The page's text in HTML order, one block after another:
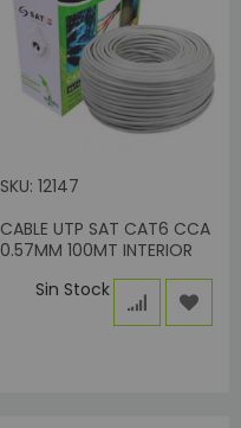
SKU: 12147
CABLE UTP SAT CAT6 CCA
0.57MM 100MT INTERIOR
Sin Stock